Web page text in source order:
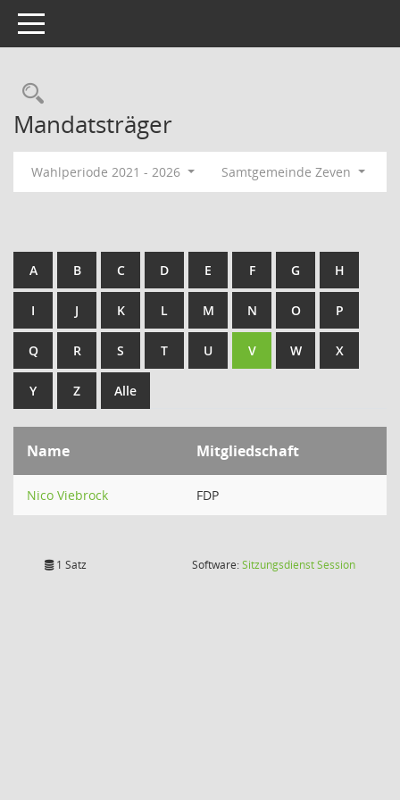
Toggle navigation
Rechercheauswahl
Mandatsträger
Wahlperiode 2021 - 2026 Samtgemeinde Zeven
A B C D E F G H
I J K L M N O P
Q R S T U V W X
Y Z Alle
Name Mitgliedschaft
Nico Viebrock FDP
1 Satz Software:SitzungsdienstSession(Wird in